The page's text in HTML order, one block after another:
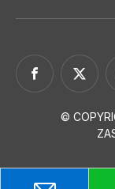
©